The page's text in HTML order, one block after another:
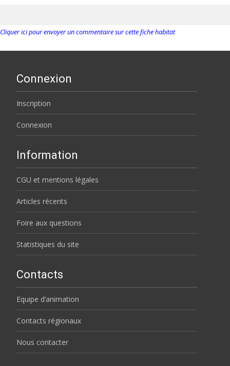
Cliquer ici pour envoyer un commentaire sur cette fiche habitat
Connexion
Inscription
Connexion
Information
CGU et mentions légales
Articles récents
Foire aux questions
Statistiques du site
Contacts
Equipe d’animation
Contacts régionaux
Nous contacter